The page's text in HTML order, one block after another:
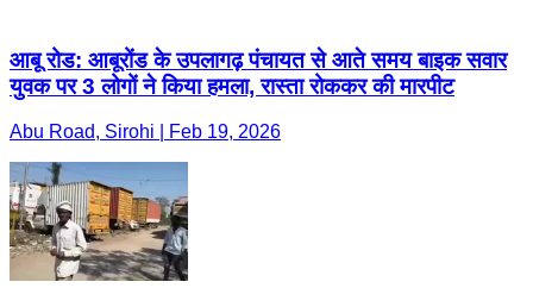
आबू रोड: आबूरोंड के उपलागढ़ पंचायत से आते समय बाइक सवार
युवक पर 3 लोगों ने किया हमला, रास्ता रोककर की मारपीट
Abu Road, Sirohi | Feb 19, 2026